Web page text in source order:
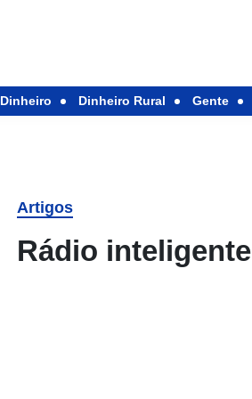
Dinheiro Dinheiro Rural Gente
Artigos
Rádio inteligente